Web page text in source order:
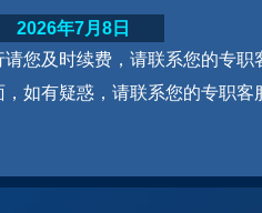
您及时续费，请联系您的专职
如有疑惑，请联系您的专职客
2026年7月8日